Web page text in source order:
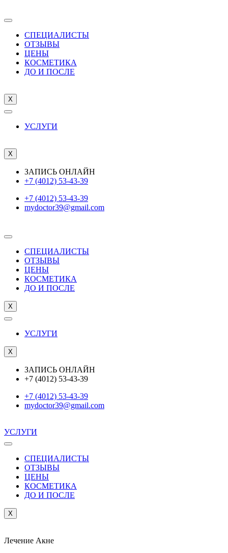
СПЕЦИАЛИСТЫ
ОТЗЫВЫ
ЦEНЫ
КОСМЕТИКА
ДО И ПОСЛЕ
X
УСЛУГИ
X
ЗАПИСЬ ОНЛАЙН
+7 (4012) 53-43-39
+7 (4012) 53-43-39
mydoctor39@gmail.com
СПЕЦИАЛИСТЫ
ОТЗЫВЫ
ЦEНЫ
КОСМЕТИКА
ДО И ПОСЛЕ
X
УСЛУГИ
X
ЗАПИСЬ ОНЛАЙН
+7 (4012) 53-43-39
+7 (4012) 53-43-39
mydoctor39@gmail.com
УСЛУГИ
СПЕЦИАЛИСТЫ
ОТЗЫВЫ
ЦEНЫ
КОСМЕТИКА
ДО И ПОСЛЕ
X
Лечение Акне